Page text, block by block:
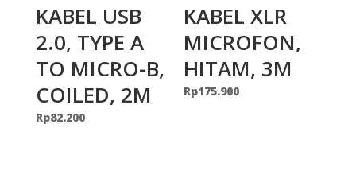
KABEL USB
2.0, TYPE A
TO MICRO-B,
COILED, 2M
Rp82.200
KABEL XLR
MICROFON,
HITAM, 3M
Rp175.900